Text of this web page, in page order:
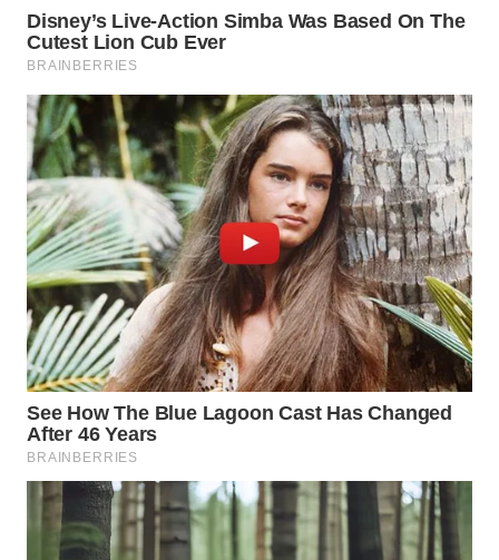
SUMEDANG
WN
CIANJUR
WN
KEPULAUAN
SERIBU
WN
TANGERANG
WN
BINJAI
WN
CIREBON
WN
INDRAMAYU